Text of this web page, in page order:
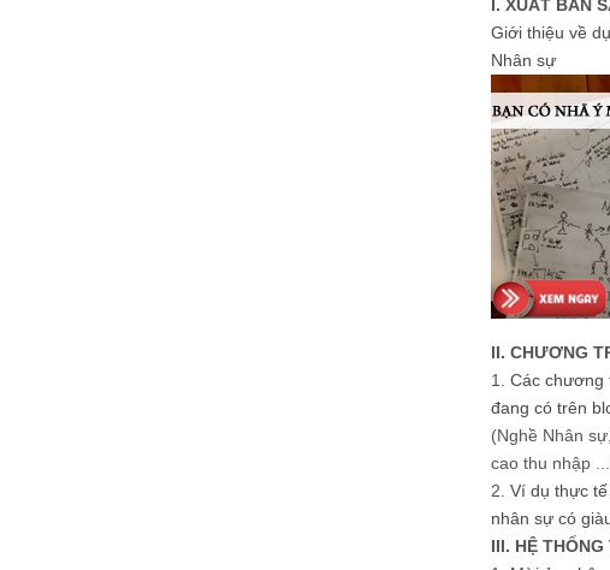
I. XUẤT BẢN
Giới thiệu về
Nhân sự
II. CHƯƠNG
1. Các chương
đang có trên
(Nghề Nhân
cao thu nhập
2. Ví dụ thực
nhân sự có
III. HỆ